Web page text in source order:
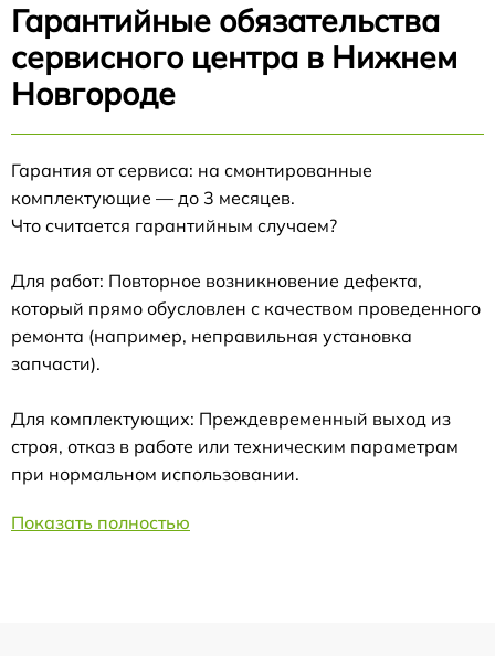
Гарантийные обязательства
сервисного центра в Нижнем
Новгороде
Гарантия от сервиса: на смонтированные
комплектующие — до 3 месяцев.
Что считается гарантийным случаем?
Для работ: Повторное возникновение дефекта,
который прямо обусловлен с качеством проведенного
ремонта (например, неправильная установка
запчасти).
Для комплектующих: Преждевременный выход из
строя, отказ в работе или техническим параметрам
при нормальном использовании.
Показать полностью